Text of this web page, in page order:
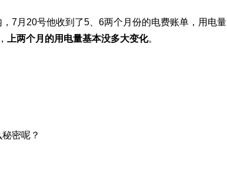
7月20号他收到了5、6两个月份的电费账单，用电量
上两个月的用电量基本没多大变化。
密呢？